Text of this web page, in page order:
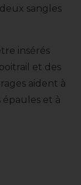
sangles
insérés
et des
aident à
et à